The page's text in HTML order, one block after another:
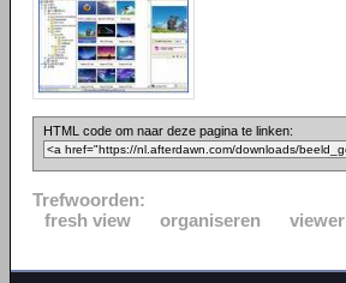
HTML code om naar deze pagina te linken:
Trefwoorden:
fresh view
organiseren viewer